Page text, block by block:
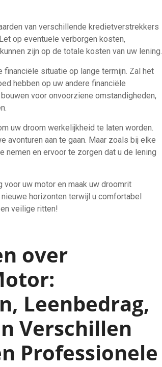
van verschillende kredietverstrekkers
op eventuele verborgen kosten,
zijn op de totale kosten van uw lening.
situatie op lange termijn. Zal het
hebben op uw andere financiële
voor onvoorziene omstandigheden,
uw droom werkelijkheid te laten worden.
avonturen aan te gaan. Maar zoals bij elke
nemen en ervoor te zorgen dat u de lening
voor uw motor en maak uw droomrit
horizonten terwijl u comfortabel
veilige ritten!
over
Leenbedrag,
Verschillen
Professionele